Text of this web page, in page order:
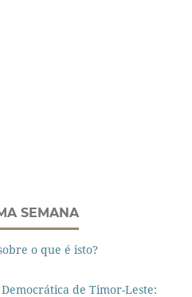
SEMANA
o que é isto?
de Timor-Leste: